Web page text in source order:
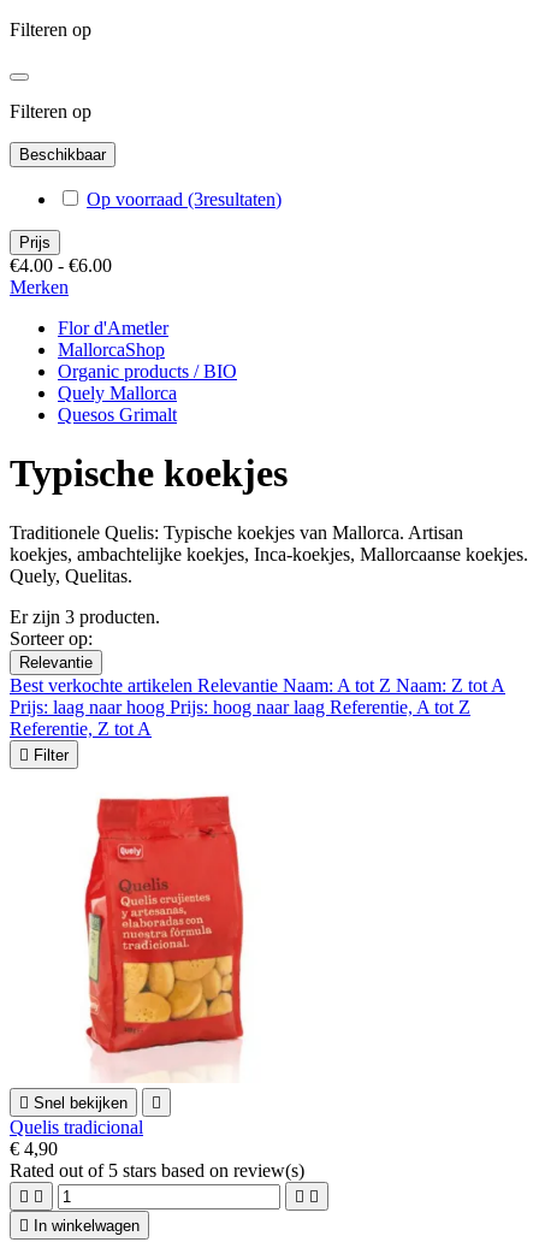
Filteren op
Filteren op
Beschikbaar
Op voorraad (3resultaten)
Prijs
€4.00 - €6.00
Merken
Flor d'Ametler
MallorcaShop
Organic products / BIO
Quely Mallorca
Quesos Grimalt
Typische koekjes
Traditionele Quelis: Typische koekjes van Mallorca. Artisan
koekjes, ambachtelijke koekjes, Inca-koekjes, Mallorcaanse koekjes.
Quely, Quelitas.
Er zijn 3 producten.
Sorteer op:
Relevantie
Best verkochte artikelen Relevantie Naam: A tot Z Naam: Z tot A
Prijs: laag naar hoog Prijs: hoog naar laag Referentie, A tot Z
Referentie, Z tot A
 Filter
 Snel bekijken 
Quelis tradicional
€ 4,90
Rated out of 5 stars based on review(s)
   

In winkelwagen